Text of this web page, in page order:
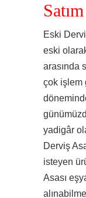
Satım
Eski
eski
arasında
çok işlem
yadigâr
Derviş
isteyen
Asası